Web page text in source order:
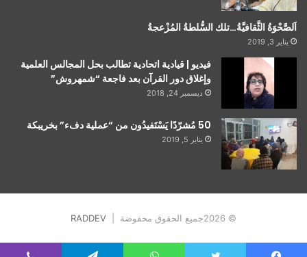
اَلصَّحْوَةُ الثَّقافيَّةُ…تلك السُّلطةُ المُزْعجةُ
يناير 3, 2019
فيديو | قيادية اتحادية تطالب بحل المجالس العلمية
وإغلاق دور القرآن بعد فاجعة “شمهروش”
ديسمبر 24, 2018
50 مُشرّدًا يَسْتَفيدُون من “عملية دفء” بخريبكة
يناير 5, 2019
© 2026جميع الحقوق محفوضة | RADDEV